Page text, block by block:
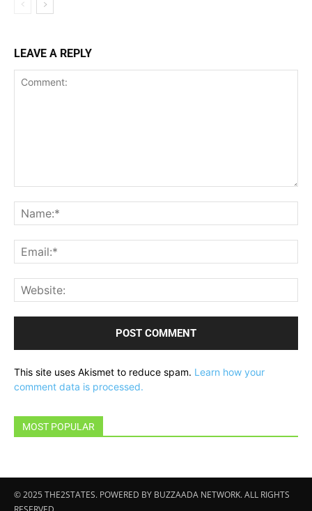
LEAVE A REPLY
This site uses Akismet to reduce spam. Learn how your
comment data is processed.
MOST POPULAR
© 2025 THE2STATES. POWERED BY BUZZAADA NETWORK. ALL RIGHTS